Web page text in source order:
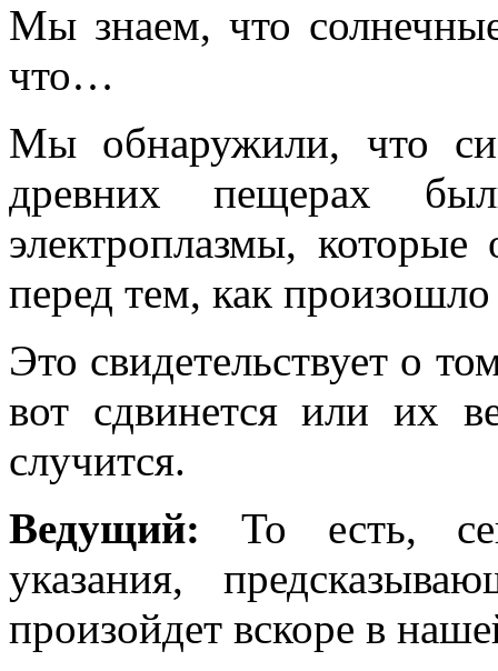
Мы знаем, что
что…
Мы обнаружили, что
древних пещерах
электроплазмы,
перед тем, как
Это свидетельствует о
вот сдвинется или их
случится.
Ведущий: То есть,
указания,
произойдет вскоре в